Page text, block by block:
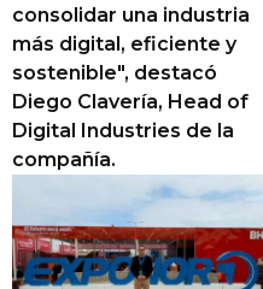
Designaciones
Calendario de Eventos
Revistas Digital
Siguenos
consolidar una industria
más digital, eficiente y
sostenible", destacó
Diego Clavería, Head of
Digital Industries de la
compañía.